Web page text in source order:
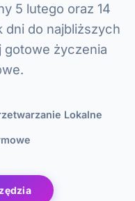
5 lutego oraz 14
dni do najbliższych
gotowe życzenia
Lokalne